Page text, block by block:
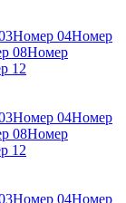
Номер 04Номер
08Номер
12
Номер 04Номер
08Номер
12
Номер 04Номер